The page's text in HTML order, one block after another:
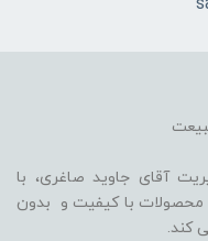
آقای جاوید صاغری، با
محصولات با کیفیت و بدون
کند.